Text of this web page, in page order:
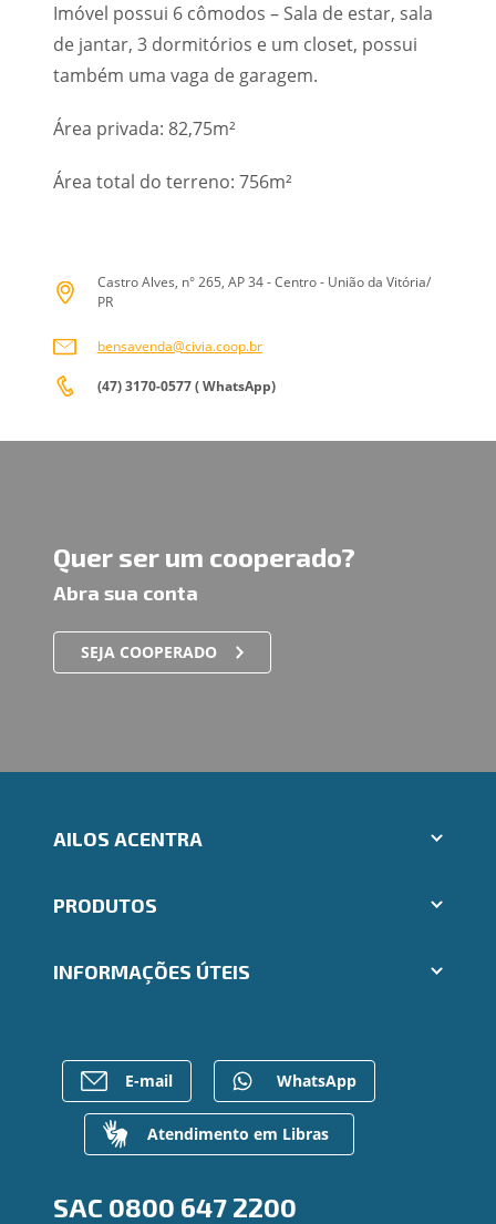
Imóvel possui 6 cômodos – Sala de estar, sala
de jantar, 3 dormitórios e um closet, possui
também uma vaga de garagem.
Área privada: 82,75m²
Área total do terreno: 756m²
Castro Alves, n° 265, AP 34 - Centro - União da Vitória/
PR
bensavenda@civia.coop.br
(47) 3170-0577 ( WhatsApp)
Quer ser um cooperado?
Abra sua conta
SEJA COOPERADO
AILOS ACENTRA
Indique um amigo
Trabalhe Conosco
Ailos Educação
Mapa do site
Gerenciar Cookies
PRODUTOS
Consórcios
Previdência
Para empresas
INFORMAÇÕES ÚTEIS
Caixa Eletrônico
Regularização de dívidas
Valores a Receber
Contato
Ouvidoria
E-mail WhatsApp
Atendimento em Libras
SAC 0800 647 2200